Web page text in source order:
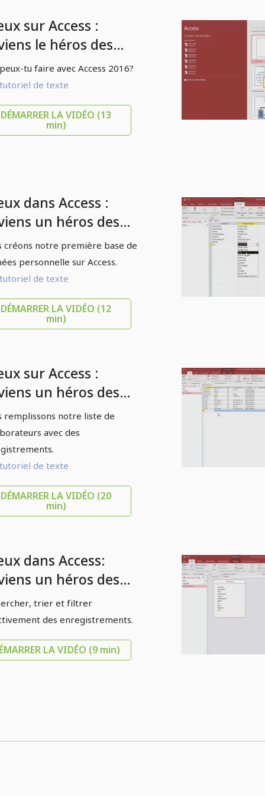
sur Access :
le héros des
- 2.1 Access
: Exemples
tu faire avec Access 2016?
de texte
DÉMARRER LA VIDÉO (13
min)
dans Access :
un héros des
- 2.3 Mon
base de données
créons notre première base de
personnelle sur Access.
de texte
DÉMARRER LA VIDÉO (12
min)
sur Access :
un héros des
- 2,5
pour la
des employés
remplissons notre liste de
avec des
de texte
DÉMARRER LA VIDÉO (20
min)
dans Access:
un héros des
- 2.7
trier et
les
trier et filtrer
des enregistrements.
LA VIDÉO (9 min)